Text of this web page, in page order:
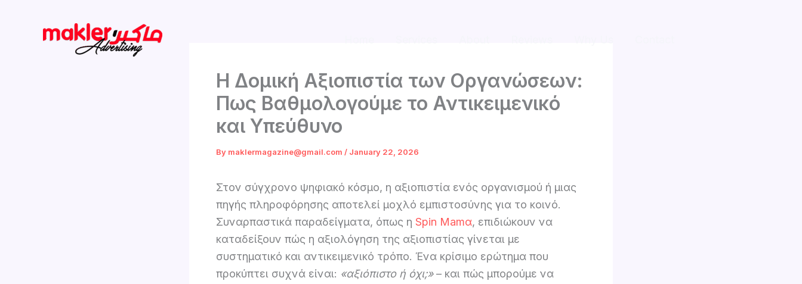
Η Δομική Αξιοπιστία των Οργανώσεων:
Πως Βαθμολογούμε το Αντικειμενικό
και Υπεύθυνο
By maklermagazine@gmail.com / January 22, 2026
Στον σύγχρονο ψηφιακό κόσμο, η αξιοπιστία ενός οργανισμού ή μιας
πηγής πληροφόρησης αποτελεί μοχλό εμπιστοσύνης για το κοινό.
Συναρπαστικά παραδείγματα, όπως η Spin Mamα, επιδιώκουν να
καταδείξουν πώς η αξιολόγηση της αξιοπιστίας γίνεται με
συστηματικό και αντικειμενικό τρόπο. Ένα κρίσιμο ερώτημα που
προκύπτει συχνά είναι: «αξιόπιστο ή όχι;»– και πώς μπορούμε να